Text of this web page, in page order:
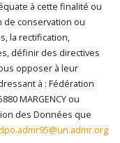
à cette finalité ou
de conservation ou
la rectification,
définir des directives
opposer à leur
à : Fédération
MARGENCY ou
des Données que
dpo.admr95@un.admr.org